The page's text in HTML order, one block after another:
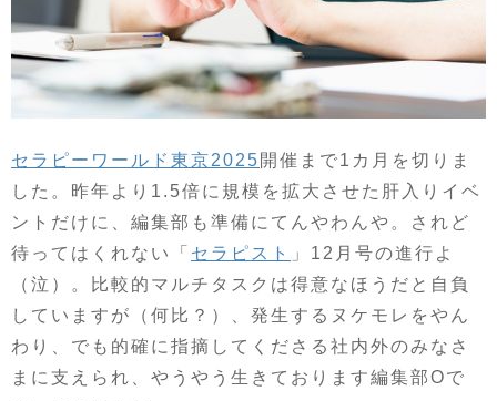
セラピーワールド東京2025 開催まで1カ月を切りま
した。昨年より1.5倍に規模を拡大させた肝入りイベ
ントだけに、編集部も準備にてんやわんや。されど
待ってはくれない「 セラピスト
」12月号の進行よ
（泣）。比較的マルチタスクは得意なほうだと自負
していますが（何比？）、発生するヌケモレをやん
わり、でも的確に指摘してくださる社内外のみなさ
まに支えられ、やうやう生きております編集部Oで